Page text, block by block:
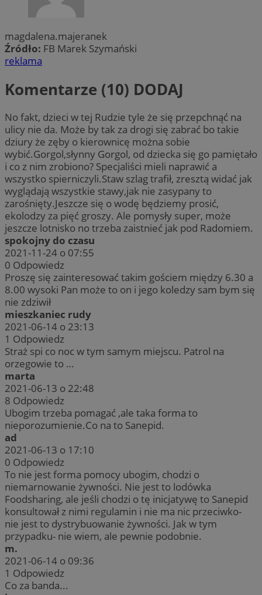
magdalena.majeranek
Źródło: FB Marek Szymański
reklama
Komentarze (10) DODAJ
No fakt, dzieci w tej Rudzie tyle że się przepchnąć na
ulicy nie da. Może by tak za drogi się zabrać bo takie
dziury że zęby o kierownicę można sobie
wybić.Gorgol,słynny Gorgol, od dziecka się go pamiętało
i co z nim zrobiono? Specjaliści mieli naprawić a
wszystko spierniczyli.Staw szlag trafił, zresztą widać jak
wyglądają wszystkie stawy,jak nie zasypany to
zarośnięty.Jeszcze się o wodę będziemy prosić,
ekolodzy za pięć groszy. Ale pomysły super, może
jeszcze lotnisko no trzeba zaistnieć jak pod Radomiem.
spokojny do czasu
2021-11-24 o 07:55
0 Odpowiedz
Proszę się zainteresować takim gościem między 6.30 a
8.00 wysoki Pan może to on i jego koledzy sam bym się
nie zdziwił
mieszkaniec rudy
2021-06-14 o 23:13
1 Odpowiedz
Straż spi co noc w tym samym miejscu. Patrol na
orzegowie to …
marta
2021-06-13 o 22:48
8 Odpowiedz
Ubogim trzeba pomagać ,ale taka forma to
nieporozumienie.Co na to Sanepid.
ad
2021-06-13 o 17:10
0 Odpowiedz
To nie jest forma pomocy ubogim, chodzi o
niemarnowanie żywności. Nie jest to lodówka
Foodsharing, ale jeśli chodzi o tę inicjatywę to Sanepid
konsultował z nimi regulamin i nie ma nic przeciwko-
nie jest to dystrybuowanie żywności. Jak w tym
przypadku- nie wiem, ale pewnie podobnie.
m.
2021-06-14 o 09:36
1 Odpowiedz
Co za banda...